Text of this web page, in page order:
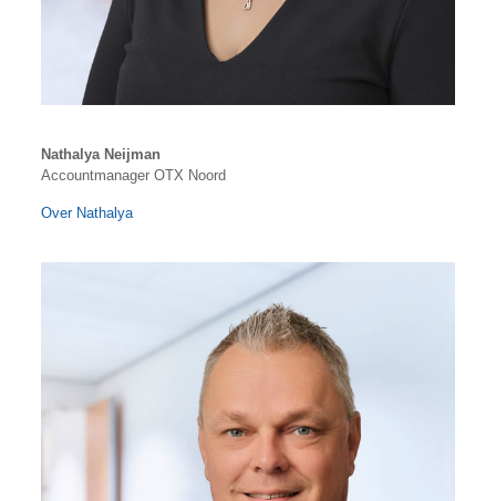
Nathalya Neijman
Accountmanager OTX Noord
Over Nathalya